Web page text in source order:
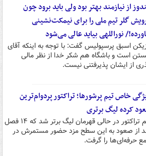
از نیازمند بهتر بود ولی باید برود چون
گلر تیم ملی را برای نیمکت‌نشینی
نوراللهی بیاید عالی می‌شود
اسبق پرسپولیس گفت: با توجه به اینکه آقای
بستن است و باشگاه هم شکر خدا از نظر مالی
از ایشان پذیرفتنی نیست.
خاص تیم پرشورها؛ تراکتور پردوام‌ترین
کرده لیگ برتری
تیم تراکتور در حالی قهرمان لیگ برتر شد که ۱۴ فصل
از صعود به این سطح مزد حضور مستمرش در
حرفه‌ای‌ها را گرفت.